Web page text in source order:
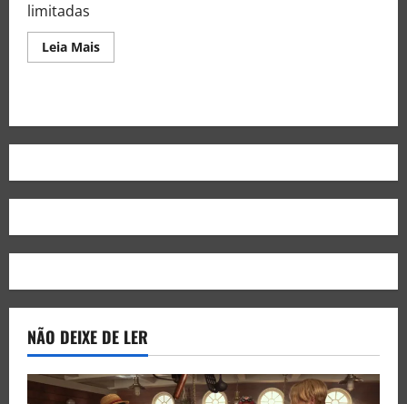
limitadas
Leia Mais
NÃO DEIXE DE LER